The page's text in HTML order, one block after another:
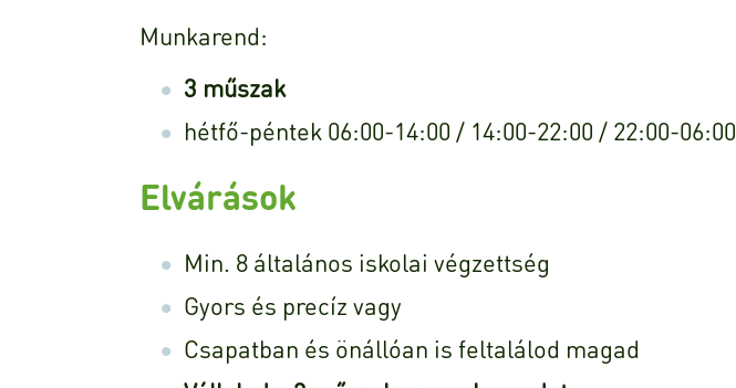
Munkarend:
3 műszak
hétfő-péntek 06:00-14:00 / 14:00-22:00 / 22:00-06:00
Elvárások
Min. 8 általános iskolai végzettség
Gyors és precíz vagy
Csapatban és önállóan is feltalálod magad